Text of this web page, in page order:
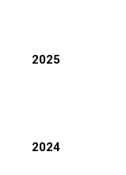
2025
2024